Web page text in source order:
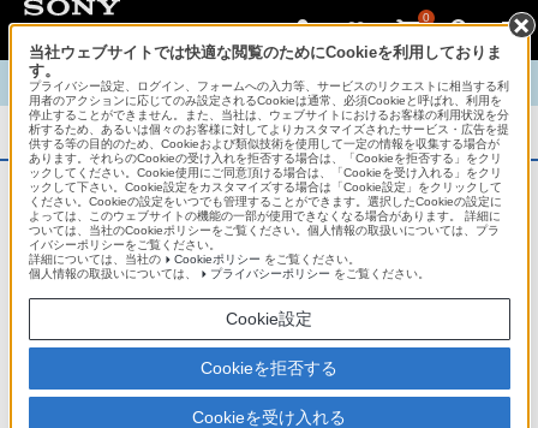
0
TOP 商品概要 商品情報 English 中文
商品概要
アフターサービス
オーバーシーズモデルは、いろいろな国
地域で共通の保証を実施しています。
世界47の国や地域で共通の保証サービスを実施し
ています。
当社ウェブサイトでは快適な閲覧のためにCookieを利用しておりま
す。
プライバシー設定、ログイン、フォームへの入力等、サービスのリクエストに相当する利
用者のアクションに応じてのみ設定されるCookieは通常、必須Cookieと呼ばれ、利用を
停止することができません。また、当社は、ウェブサイトにおけるお客様の利用状況を分
析するため、あるいは個々のお客様に対してよりカスタマイズされたサービス・広告を提
供する等の目的のため、Cookieおよび類似技術を使用して一定の情報を収集する場合が
あります。それらのCookieの受け入れを拒否する場合は、「Cookieを拒否する」をクリ
ックしてください。Cookie使用にご同意頂ける場合は、「Cookieを受け入れる」をクリ
ックして下さい。Cookie設定をカスタマイズする場合は「Cookie設定」をクリックして
ください。Cookieの設定をいつでも管理することができます。選択したCookieの設定に
よっては、このウェブサイトの機能の一部が使用できなくなる場合があります。 詳細に
ついては、当社のCookieポリシーをご覧ください。個人情報の取扱いについては、プラ
イバシーポリシーをご覧ください。
詳細については、当社の
Cookieポリシー をご覧ください。
個人情報の取扱いについては、
プライバシーポリシー をご覧ください。
Cookie設定
Cookieを拒否する
Cookieを受け入れる